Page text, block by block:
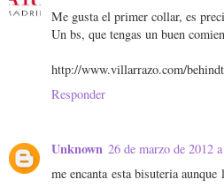
Me gusta el primer collar, es
Un bs, que tengas un buen
http://www.villarrazo.com/
Responder
Unknown 26 de marzo de 2012
me encanta esta bisuteria